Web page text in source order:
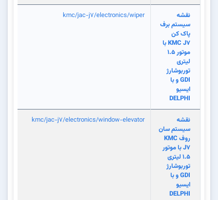
نقشه
سیستم برف
پاک کن
KMC J7 با
موتور 1.5
لیتری
توربوشارژ
GDI و با
ایسیو
DELPHI
kmc/jac-j7/electronics/wiper
نقشه
سیستم سان
روف KMC
J7 با موتور
1.5 لیتری
توربوشارژ
GDI و با
ایسیو
DELPHI
kmc/jac-j7/electronics/window-elevator